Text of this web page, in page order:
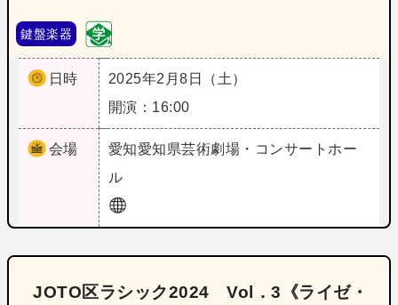
鍵盤楽器
日時
2025年2月8日（土）
開演：16:00
会場 愛知愛知県芸術劇場・コンサートホー
ル
JOTO区ラシック2024 Vol．3《ライゼ・